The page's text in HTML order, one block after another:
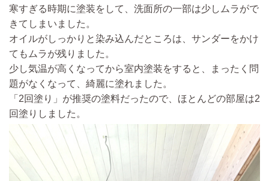
寒すぎる時期に塗装をして、洗面所の一部は少しムラがで
きてしまいました。
オイルがしっかりと染み込んだところは、サンダーをかけ
てもムラが残りました。
少し気温が高くなってから室内塗装をすると、まったく問
題がなくなって、綺麗に塗れました。
「2回塗り」が推奨の塗料だったので、ほとんどの部屋は2
回塗りしました。